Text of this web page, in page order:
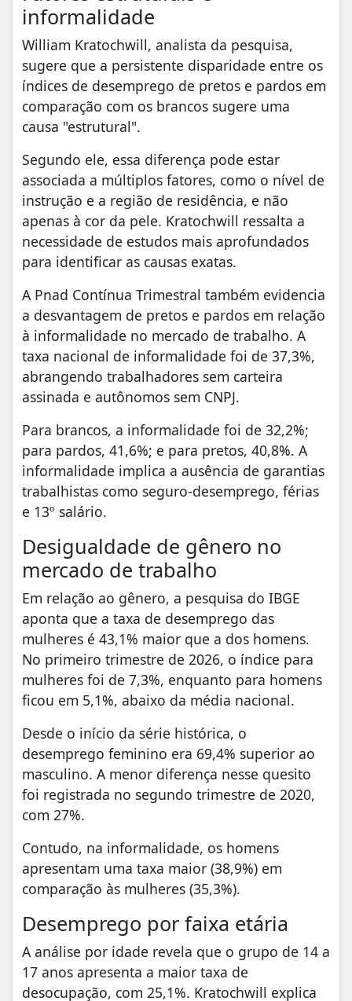
informalidade
William Kratochwill, analista da pesquisa,
sugere que a persistente disparidade entre os
índices de desemprego de pretos e pardos em
comparação com os brancos sugere uma
causa "estrutural".
Segundo ele, essa diferença pode estar
associada a múltiplos fatores, como o nível de
instrução e a região de residência, e não
apenas à cor da pele. Kratochwill ressalta a
necessidade de estudos mais aprofundados
para identificar as causas exatas.
A Pnad Contínua Trimestral também evidencia
a desvantagem de pretos e pardos em relação
à informalidade no mercado de trabalho. A
taxa nacional de informalidade foi de 37,3%,
abrangendo trabalhadores sem carteira
assinada e autônomos sem CNPJ.
Para brancos, a informalidade foi de 32,2%;
para pardos, 41,6%; e para pretos, 40,8%. A
informalidade implica a ausência de garantias
trabalhistas como seguro-desemprego, férias
e 13º salário.
Desigualdade de gênero no
mercado de trabalho
Em relação ao gênero, a pesquisa do IBGE
aponta que a taxa de desemprego das
mulheres é 43,1% maior que a dos homens.
No primeiro trimestre de 2026, o índice para
mulheres foi de 7,3%, enquanto para homens
ficou em 5,1%, abaixo da média nacional.
Desde o início da série histórica, o
desemprego feminino era 69,4% superior ao
masculino. A menor diferença nesse quesito
foi registrada no segundo trimestre de 2020,
com 27%.
Contudo, na informalidade, os homens
apresentam uma taxa maior (38,9%) em
comparação às mulheres (35,3%).
Desemprego por faixa etária
A análise por idade revela que o grupo de 14 a
17 anos apresenta a maior taxa de
desocupação, com 25,1%. Kratochwill explica